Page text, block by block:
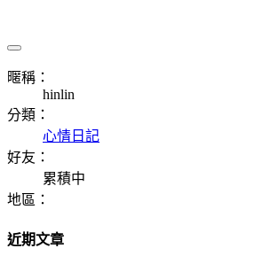
暱稱：
hinlin
分類：
心情日記
好友：
累積中
地區：
近期文章